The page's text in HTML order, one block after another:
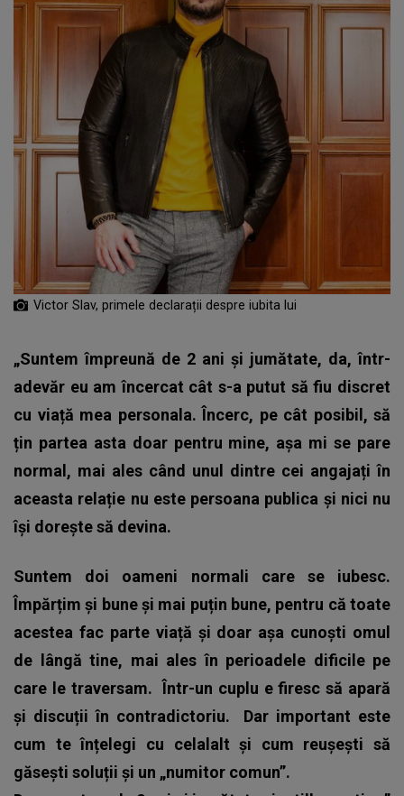
Victor Slav, primele declarații despre iubita lui
„Suntem împreună de 2 ani și jumătate, da, într-
adevăr eu am încercat cât s-a putut să fiu discret
cu viață mea personala. Încerc, pe cât posibil, să
țin partea asta doar pentru mine, așa mi se pare
normal, mai ales când unul dintre cei angajați în
aceasta relație nu este persoana publica și nici nu
își dorește să devina.
Suntem doi oameni normali care se iubesc.
Împărțim și bune și mai puțin bune, pentru că toate
acestea fac parte viață și doar așa cunoști omul
de lângă tine, mai ales în perioadele dificile pe
care le traversam. Într-un cuplu e firesc să apară
și discuții în contradictoriu. Dar important este
cum te înțelegi cu celalalt și cum reușești să
găsești soluții și un „numitor comun”.